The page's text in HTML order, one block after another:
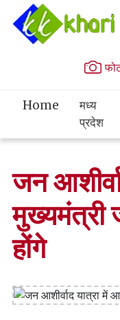
Home
मध्य
प्रदेश
जन
मुख्यमंत्री
होंगे